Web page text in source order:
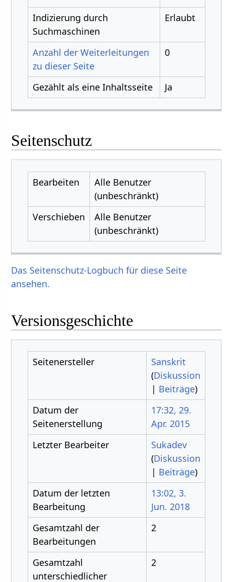
Indizierung durch
Suchmaschinen
Erlaubt
Anzahl der Weiterleitungen
zu dieser Seite
0
Gezählt als eine Inhaltsseite Ja
Seitenschutz
Bearbeiten
Alle Benutzer
(unbeschränkt)
Verschieben
Alle Benutzer
(unbeschränkt)
Das Seitenschutz-Logbuch für diese Seite
ansehen.
Versionsgeschichte
Seitenersteller
Sanskrit
(Diskussion
| Beiträge)
Datum der
Seitenerstellung
17:32, 29.
Apr. 2015
Letzter Bearbeiter
Sukadev
(Diskussion
| Beiträge)
Datum der letzten
Bearbeitung
13:02, 3.
Jun. 2018
Gesamtzahl der
Bearbeitungen
2
Gesamtzahl
unterschiedlicher
2